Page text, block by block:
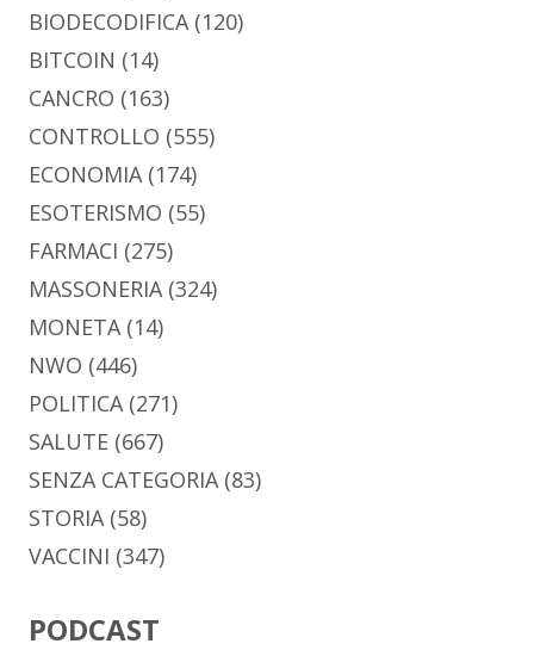
BIODECODIFICA(120)
BITCOIN (14)
CANCRO (163)
CONTROLLO (555)
ECONOMIA(174)
ESOTERISMO (55)
FARMACI (275)
MASSONERIA(324)
MONETA(14)
NWO (446)
POLITICA(271)
SALUTE (667)
SENZA CATEGORIA(83)
STORIA(58)
VACCINI (347)
PODCAST